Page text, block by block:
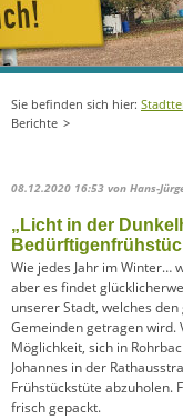
Berichte
08.12.2020 16:53 von Hans-
„Licht in der
Wie jedes Jahr im Winter…
aber es findet
unserer Stadt, welches
Gemeinden getragen wird.
Möglichkeit, sich in
Johannes in der
Frühstückstüte abzuholen.
frisch gepackt.